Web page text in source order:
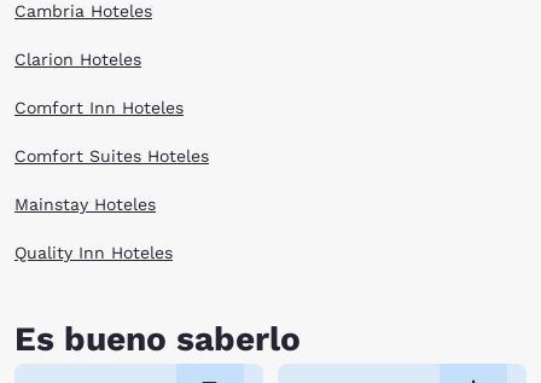
Cambria Hoteles
Clarion Hoteles
Comfort Inn Hoteles
Comfort Suites Hoteles
Mainstay Hoteles
Quality Inn Hoteles
Es bueno saberlo